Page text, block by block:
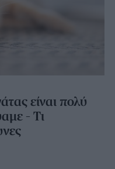
είναι πολύ
– Τι